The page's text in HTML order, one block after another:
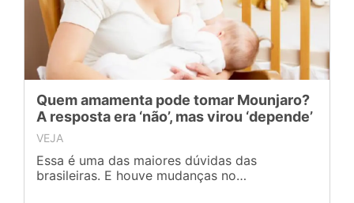
Quem amamenta pode tomar Mounjaro?
A resposta era ‘não’, mas virou ‘depende’
VEJA
Essa é uma das maiores dúvidas das
brasileiras. E houve mudanças no